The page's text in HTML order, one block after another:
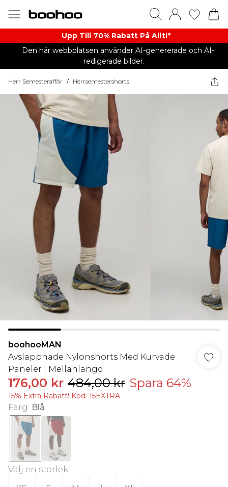
Upp Till 70% Rabatt På Allt!*
Den här webbplatsen använder AI-genererade och AI-
redigerade bilder.
Herr Semesteraffär / Herrsemestershorts
boohooMAN
Avslappnade Nylonshorts Med Kurvade
Paneler I Mellanlängd
176,00 kr 484,00 kr Spara 64%
15% Extra Rabatt! Kod: 15EXTRA
Färg: Blå
Välj en storlek: